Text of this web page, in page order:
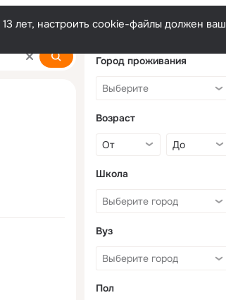
лет, настроить cookie-файлы должен ваш
Город проживания
Возраст
Школа
Вуз
Пол